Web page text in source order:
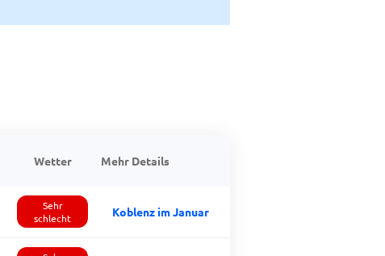
Wetter Mehr Details
Sehr
schlecht
Koblenz im Januar